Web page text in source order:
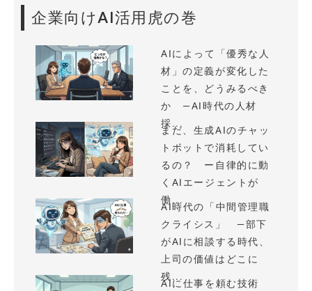
企業向けAI活用虎の巻
AIによって「優秀な人
材」の定義が変化した
ことを、どうみるべき
か —AI時代の人材
採...
まだ、生成AIのチャッ
トボットで消耗してい
るの？ ー自律的に動
くAIエージェントが
働...
AI時代の「中間管理職
クライシス」 —部下
がAIに相談する時代、
上司の価値はどこに
残...
AIに仕事を頼む技術